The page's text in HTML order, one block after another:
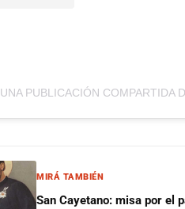
UNA PUBLICACIÓN COMPARTIDA
MIRÁ TAMBIÉN
San Cayetano: misa por el